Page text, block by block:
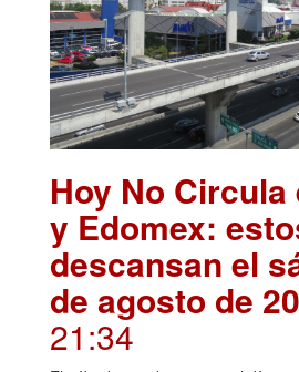
Hoy No Circula
y Edomex:
descansan el
de agosto de
21:34